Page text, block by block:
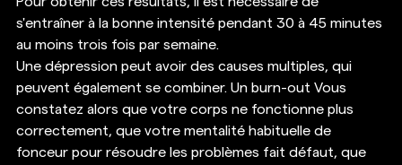
s'entraîner à la bonne intensité pendant 30 à 45 minutes
au moins trois fois par semaine.
Une dépression peut avoir des causes multiples, qui
peuvent également se combiner. Un burn-out Vous
constatez alors que votre corps ne fonctionne plus
correctement, que votre mentalité habituelle de
fonceur pour résoudre les problèmes fait défaut, que